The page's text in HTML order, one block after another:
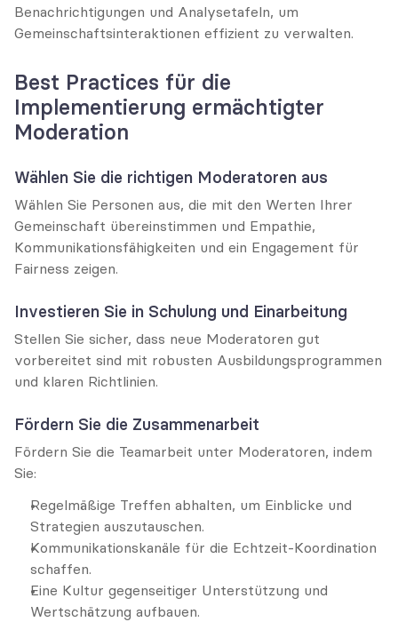
Benachrichtigungen und Analysetafeln, um
Gemeinschaftsinteraktionen effizient zu verwalten.
Best Practices für die
Implementierung ermächtigter
Moderation
Wählen Sie die richtigen Moderatoren aus
Wählen Sie Personen aus, die mit den Werten Ihrer
Gemeinschaft übereinstimmen und Empathie,
Kommunikationsfähigkeiten und ein Engagement für
Fairness zeigen.
Investieren Sie in Schulung und Einarbeitung
Stellen Sie sicher, dass neue Moderatoren gut
vorbereitet sind mit robusten Ausbildungsprogrammen
und klaren Richtlinien.
Fördern Sie die Zusammenarbeit
Fördern Sie die Teamarbeit unter Moderatoren, indem
Sie:
Regelmäßige Treffen abhalten, um Einblicke und
Strategien auszutauschen.
Kommunikationskanäle für die Echtzeit-Koordination
schaffen.
Eine Kultur gegenseitiger Unterstützung und
Wertschätzung aufbauen.